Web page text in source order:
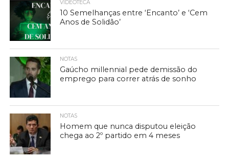
VIDEOTECA
10 Semelhanças entre ‘Encanto’ e ‘Cem
Anos de Solidão’
NOTAS
Gaúcho millennial pede demissão do
emprego para correr atrás de sonho
NOTAS
Homem que nunca disputou eleição
chega ao 2º partido em 4 meses